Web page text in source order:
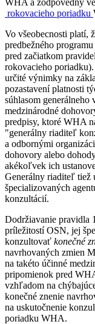
rokovacieho poriadku
Vo všeobecnosti platí,
predbežného
pred začiatkom
rokovacieho
určité výnimky na
pozastavení platnosti
súhlasom
medzinárodné
predpisy, ktoré WHA
"generálny riaditeľ
a odbornými
dohovory alebo
akékoľvek ich
Generálny riaditeľ tiež
špecializovaných
konzultácií.
Dodržiavanie pravidla
príležitostí OSN, jej
konzultovať konečné
navrhovaných zmien
na takéto účinné
pripomienok pred
vzhľadom na
konečné znenie
na uskutočnenie
poriadku WHA.